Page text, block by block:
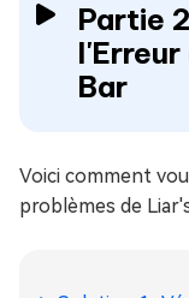
Partie
Bar
Voici comment
problèmes de